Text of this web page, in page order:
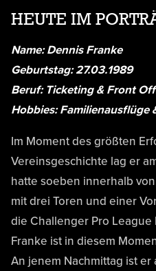
HEUTE IM
Name: Dennis Franke
Geburtstag: 27.03.1989
Beruf: Ticketing & Front
Hobbies: Familienausflüge
Im Moment des größten
Vereinsgeschichte lag er
hatte soeben innerhalb
mit drei Toren und einer
die Challenger Pro
Franke ist in diesem
An jenem Nachmittag ist